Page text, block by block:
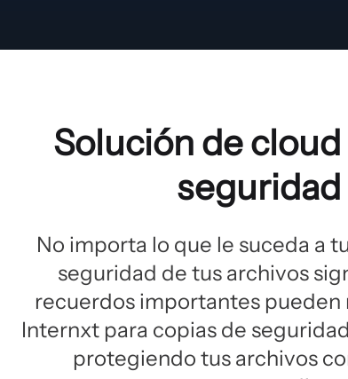
Solución de
No importa lo que le suceda a
seguridad de tus archivos
recuerdos importantes
Internxt para copias de
protegiendo tus archivos